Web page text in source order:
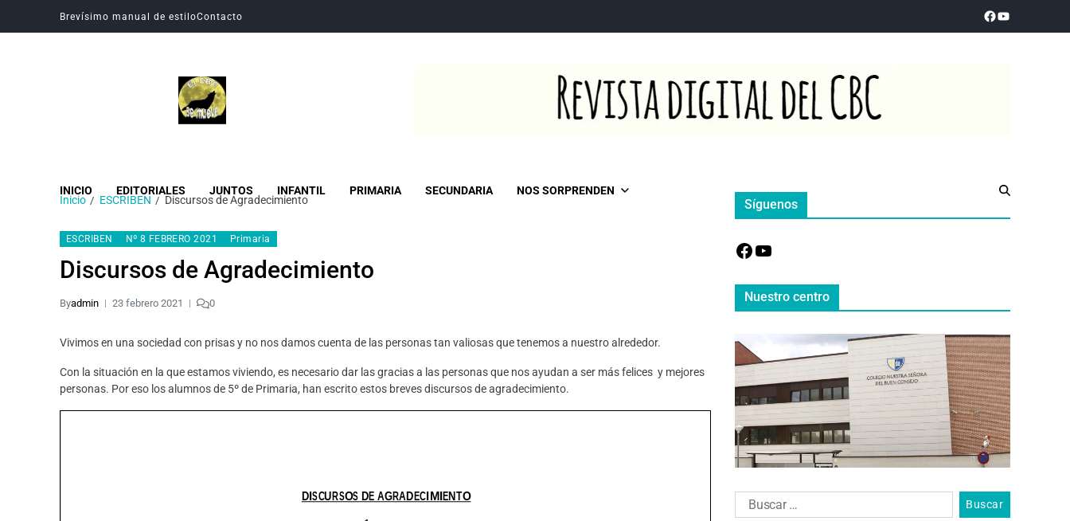
Brevísimo manual de estiloContacto
INICIO EDITORIALES JUNTOS INFANTIL PRIMARIA SECUNDARIA NOS SORPRENDEN
Inicio ESCRIBEN Discursos de Agradecimiento
ESCRIBEN Nº 8 FEBRERO 2021 Primaria
Discursos de Agradecimiento
Byadmin 23 febrero 2021 0
Vivimos en una sociedad con prisas y no nos damos cuenta de las personas tan valiosas que tenemos a nuestro alrededor.
Con la situación en la que estamos viviendo, es necesario dar las gracias a las personas que nos ayudan a ser más felices y mejores
personas. Por eso los alumnos de 5º de Primaria, han escrito estos breves discursos de agradecimiento.
Síguenos
Nuestro centro